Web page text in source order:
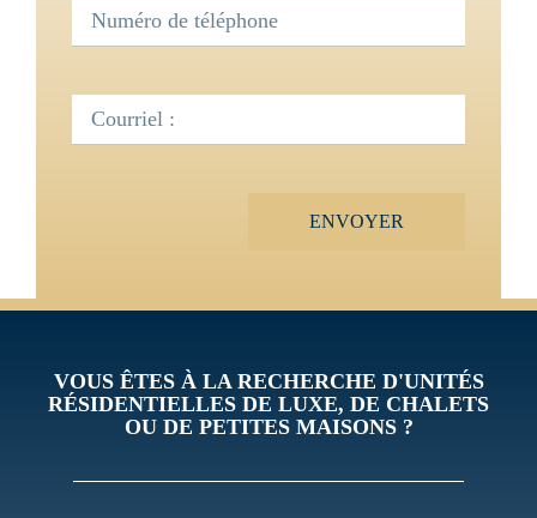
ENVOYER
VOUS ÊTES À LA RECHERCHE D'UNITÉS
RÉSIDENTIELLES DE LUXE, DE CHALETS
OU DE PETITES MAISONS ?